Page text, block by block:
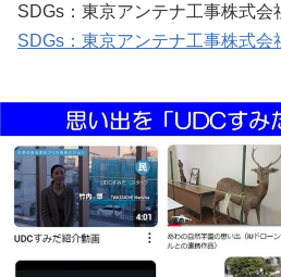
SDGs：東京アンテナ工事株式会
SDGs：東京アンテナ工事株式会